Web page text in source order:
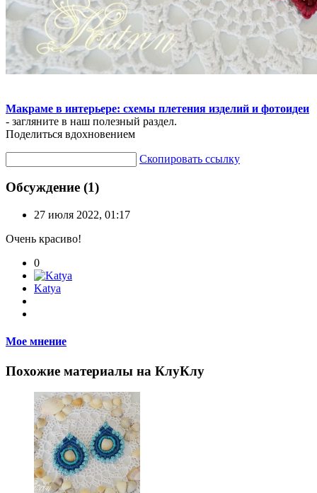
Макраме в интерьере: схемы плетения изделий и фотоидеи
- загляните в наш полезный раздел.
Поделиться вдохновением
Скопировать ссылку
Обсуждение (1)
27 июля 2022, 01:17
Очень красиво!
0
Katya
Мое мнение
Похожие материалы на КлуКлу